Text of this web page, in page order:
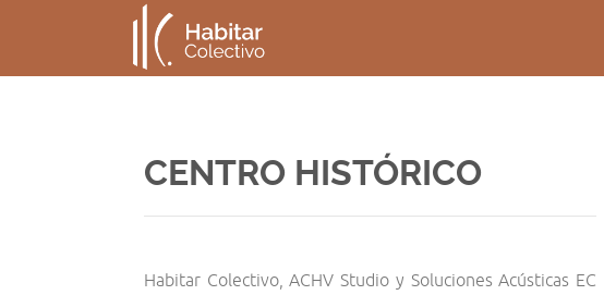
CENTRO HISTÓRICO
Habitar Colectivo, ACHV Studio y Soluciones Acústicas EC